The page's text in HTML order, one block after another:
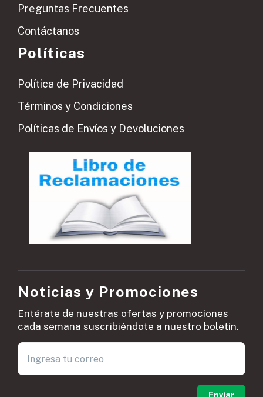
Preguntas Frecuentes
Contáctanos
Políticas
Política de Privacidad
Términos y Condiciones
Políticas de Envíos y Devoluciones
Noticias y Promociones
Entérate de nuestras ofertas y promociones
cada semana suscribiéndote a nuestro boletín.